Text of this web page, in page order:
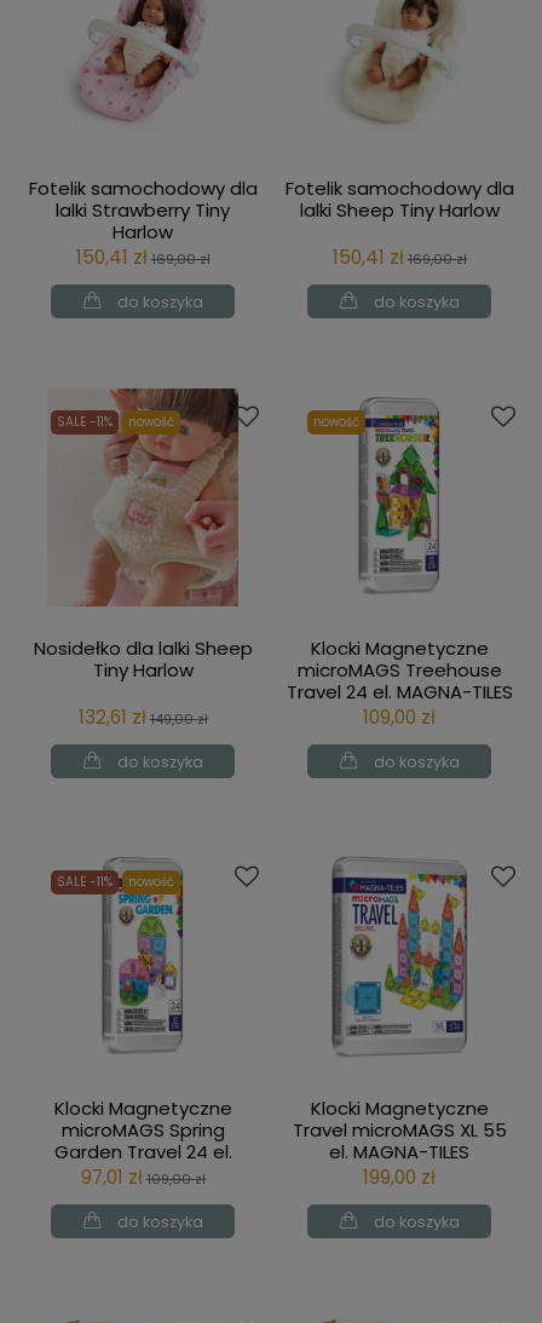
Fotelik samochodowy dla
lalki Strawberry Tiny
Harlow
150,41 zł169,00 zł
do koszyka
Fotelik samochodowy dla
lalki Sheep Tiny Harlow
150,41 zł169,00 zł
do koszyka
Nosidełko dla lalki Sheep
Tiny Harlow
132,61 zł149,00 zł
do koszyka
SALE -11% nowość
Klocki Magnetyczne
microMAGS Treehouse
Travel 24 el. MAGNA-TILES
109,00 zł
do koszyka
nowość
Klocki Magnetyczne
microMAGS Spring
Garden Travel 24 el.
MAGNA-TILES
97,01 zł109,00 zł
do koszyka
SALE -11% nowość
Klocki Magnetyczne
Travel microMAGS XL 55
el. MAGNA-TILES
199,00 zł
do koszyka